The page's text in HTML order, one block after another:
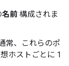
名前 構成されま
常、これらのポ
ホストごとに 1